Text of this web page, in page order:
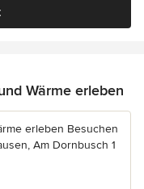
Wärme erleben
erleben Besuchen
Am Dornbusch 1